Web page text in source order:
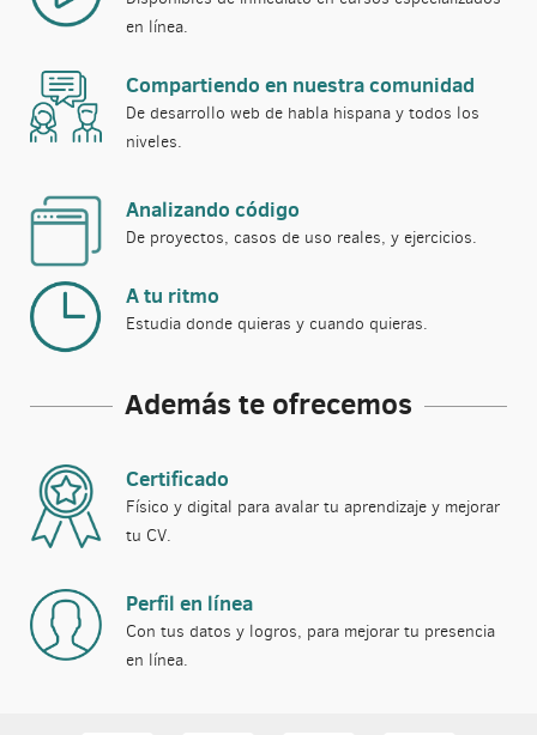
en línea.
Compartiendo en nuestra comunidad
De desarrollo web de habla hispana y todos los
niveles.
Analizando código
De proyectos, casos de uso reales, y ejercicios.
A tu ritmo
Estudia donde quieras y cuando quieras.
Además te ofrecemos
Certificado
Físico y digital para avalar tu aprendizaje y mejorar
tu CV.
Perfil en línea
Con tus datos y logros, para mejorar tu presencia
en línea.